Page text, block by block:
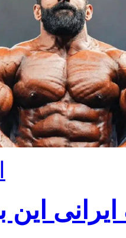
این